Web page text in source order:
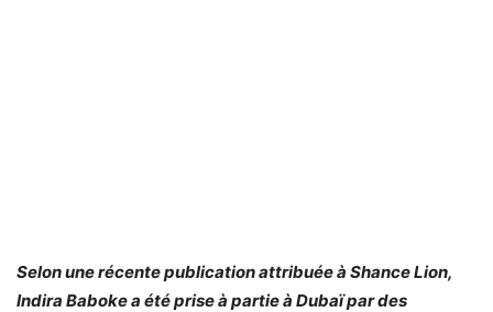
Selon une récente publication attribuée à Shance Lion,
Indira Baboke a été prise à partie à Dubaï par des